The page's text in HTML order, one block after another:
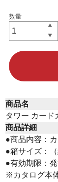
商品名
タワー カード
商品詳細
●商品内容：
●箱サイズ：
●有効期限：
※カタログ本